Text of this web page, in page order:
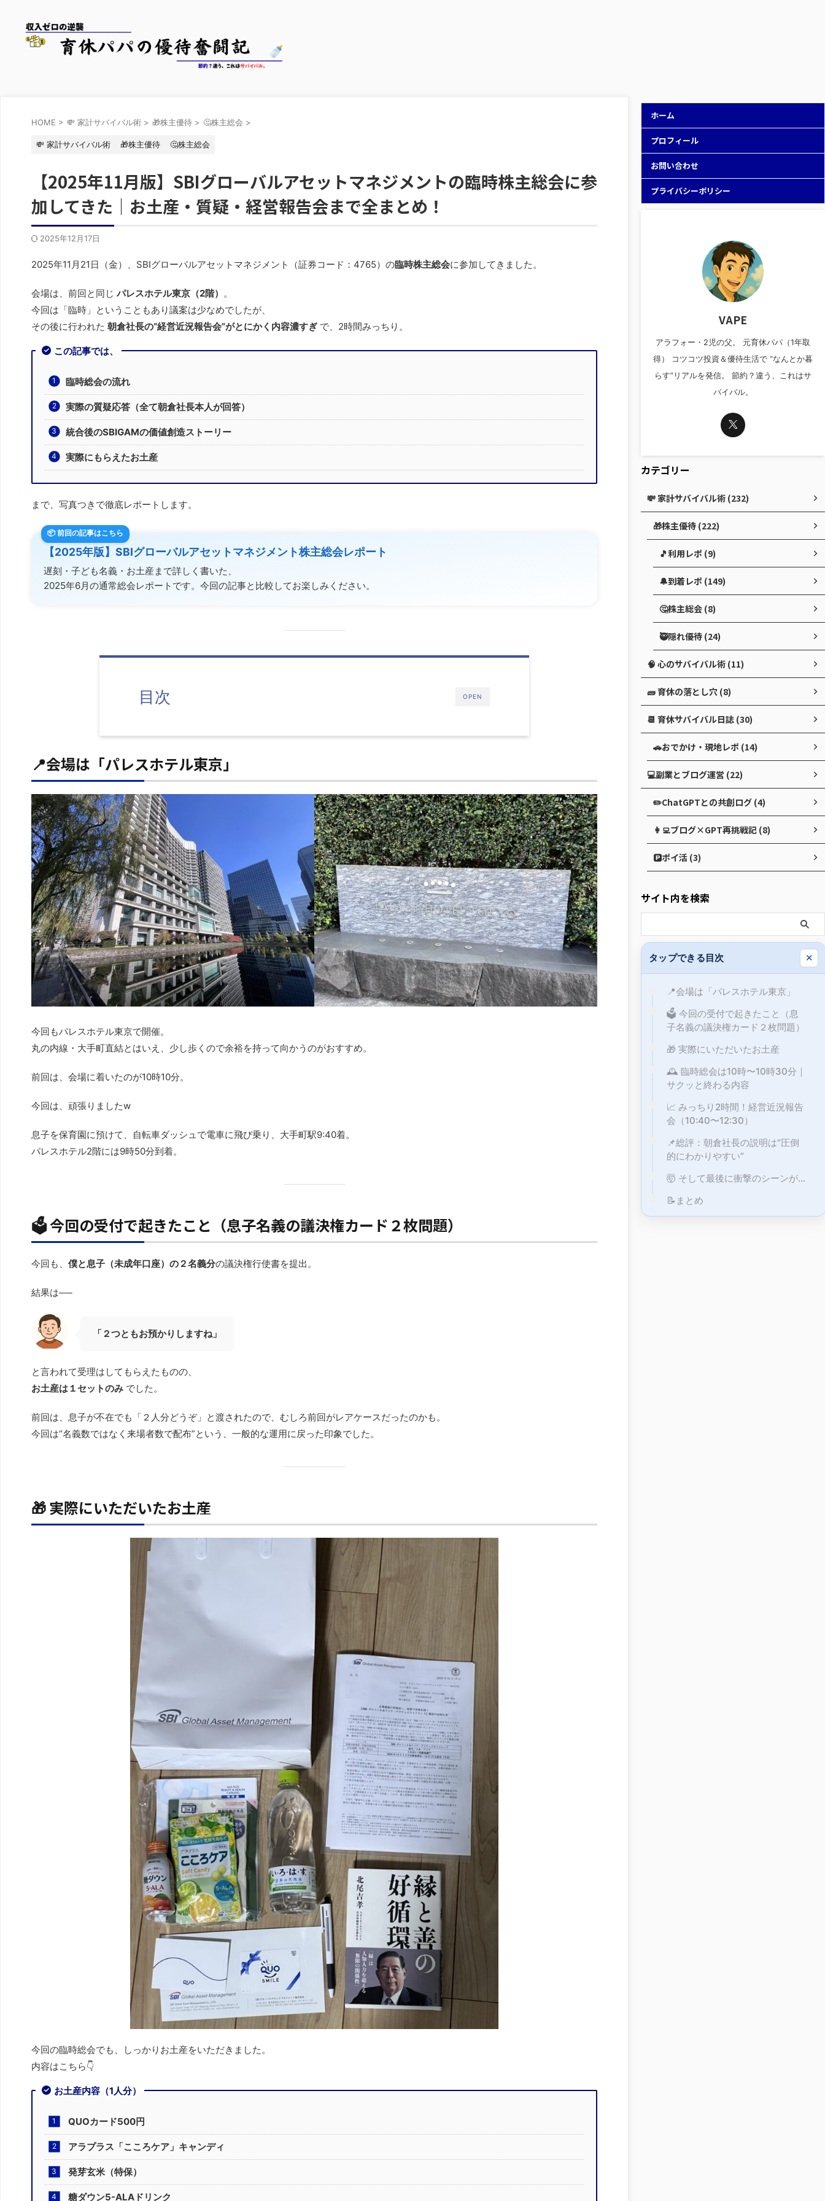
HOME > 💸 家計サバイバル術 > 🎁株主優待 > 🤔株主総会 >
💸 家計サバイバル術 🎁株主優待 🤔株主総会
【2025年11月版】SBIグローバルアセットマネジメントの臨時株主総会に参
加してきた｜お土産・質疑・経営報告会まで全まとめ！
2025年12月17日
2025年11月21日（金）、SBIグローバルアセットマネジメント（証券コード：4765）の臨時株主総会に参加してきました。
会場は、前回と同じ パレスホテル東京（2階） 。
今回は「臨時」ということもあり議案は少なめでしたが、
その後に行われた 朝倉社長の“経営近況報告会”がとにかく内容濃すぎ で、2時間みっちり。
この記事では、
臨時総会の流れ
実際の質疑応答（全て朝倉社長本人が回答）
統合後のSBIGAMの価値創造ストーリー
実際にもらえたお土産
まで、写真つきで徹底レポートします。
📦 前回の記事はこちら
【2025年版】SBIグローバルアセットマネジメント株主総会レポート
遅刻・子ども名義・お土産まで詳しく書いた、
2025年6月の通常総会レポートです。今回の記事と比較してお楽しみください。
OPEN
目次
📍会場は「パレスホテル東京」
今回もパレスホテル東京で開催。
丸の内線・大手町直結とはいえ、少し歩くので余裕を持って向かうのがおすすめ。
前回は、会場に着いたのが10時10分。
今回は、頑張りましたw
息子を保育園に預けて、自転車ダッシュで電車に飛び乗り、大手町駅9:40着。
パレスホテル2階には9時50分到着。
🗳️ 今回の受付で起きたこと（息子名義の議決権カード２枚問題）
今回も、 僕と息子（未成年口座）の２名義分の議決権行使書を提出。
結果は──
「２つともお預かりしますね」
と言われて受理はしてもらえたものの、
お土産は１セットのみ でした。
前回は、息子が不在でも「２人分どうぞ」と渡されたので、むしろ前回がレアケースだったのかも。
今回は“名義数ではなく来場者数で配布”という、一般的な運用に戻った印象でした。
🎁 実際にいただいたお土産
今回の臨時総会でも、しっかりお土産をいただきました。
内容はこちら👇
お土産内容（1人分）
QUOカード500円
アラプラス「こころケア」キャンディ
発芽玄米（特保）
糖ダウン5-ALAドリンク
ホーム
プロフィール
お問い合わせ
プライバシーポリシー
VAPE
アラフォー・2児の父。 元育休パパ（1年取
得） コツコツ投資＆優待生活で “なんとか暮
らす”リアルを発信。 節約？違う、これはサ
バイバル。
カテゴリー
💸 家計サバイバル術 (232)
🎁株主優待 (222)
🎵利用レポ (9)
🔔到着レポ (149)
🤔株主総会 (8)
🥷隠れ優待 (24)
🧠 心のサバイバル術 (11)
🧱 育休の落とし穴 (8)
📆 育休サバイバル日誌 (30)
🚗おでかけ・現地レポ (14)
💻副業とブログ運営 (22)
✏️ChatGPTとの共創ログ (4)
👩‍💻ブログ×GPT再挑戦記 (8)
🅿️ポイ活 (3)
サイト内を検索
タップできる目次 ✕
📍会場は「パレスホテル東京」
🗳️ 今回の受付で起きたこと（息
子名義の議決権カード２枚問題）
🎁 実際にいただいたお土産
🕰 臨時総会は10時〜10時30分｜
サクッと終わる内容
📈 みっちり2時間！経営近況報告
会（10:40〜12:30）
📌総評：朝倉社長の説明は“圧倒
的にわかりやすい”
🤯 そして最後に衝撃のシーンが…
📝まとめ